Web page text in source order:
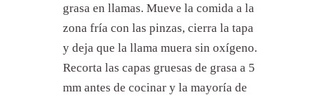
grasa en llamas. Mueve la comida a la
zona fría con las pinzas, cierra la tapa
y deja que la llama muera sin oxígeno.
Recorta las capas gruesas de grasa a 5
mm antes de cocinar y la mayoría de